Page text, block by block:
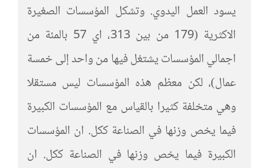
يسود العمل اليدوي. وتشكل المؤسسات الصغيرة
الاكثرية (179 من بين 313، اي 57 بالمئة من
اجمالي المؤسسات يشتغل فيها من واحد إلى خمسة
عمال)، لكن معظم هذه المؤسسات ليس مستقلا
وهي متخلفة كثيرا بالقياس مع المؤسسات الكبيرة
فيما يخص وزنها في الصناعة ككل. ان المؤسسات
الكبيرة فيما يخص وزنها في الصناعة ككل. ان